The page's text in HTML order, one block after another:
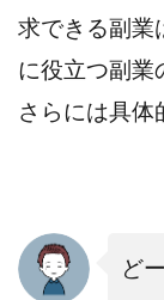
求できる副業
に役立つ副業
さらには具体
ど